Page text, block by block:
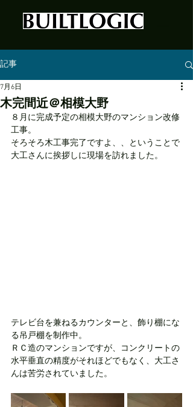
記事
木完間近＠相模大野
7月6日
８月に完成予定の相模大野のマンション改修
工事。
そろそろ木工事完了ですよ、、ということで
大工さんに挨拶しに現場を訪れました。
テレビ台を兼ねるカウンターと、飾り棚にな
る吊戸棚を制作中。
ＲＣ造のマンションですが、コンクリートの
水平垂直の精度がそれほどでもなく、大工さ
んは苦労されていました。